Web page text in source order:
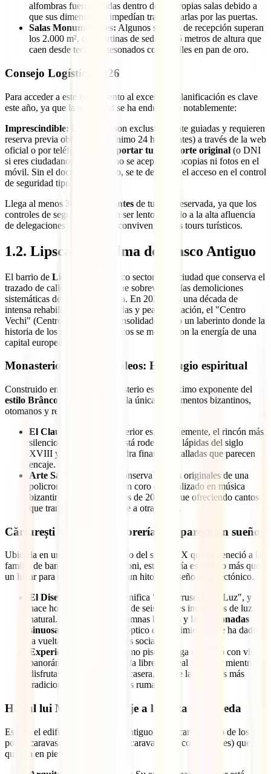
alfombras fueron tejidas dentro de las propias salas debido a
que sus dimensiones impedían transportarlas por las puertas.
Salas Monumentales: Algunos salones de recepción superan
los 2.000 m², con cortinas de seda de 15 metros de altura que
caen desde techos artesonados con detalles en pan de oro.
Consejo Logístico 2026
Para acceder a este monumento al exceso, la planificación es clave
este año, ya que la seguridad se ha endurecido notablemente:
Imprescindible: Las visitas son exclusivamente guiadas y requieren
reserva previa obligatoria (mínimo 24 horas antes) a través de la web
oficial o por teléfono.
Debes portar tu pasaporte original (o DNI
si eres ciudadano de la UE); no se aceptan fotocopias ni fotos en el
móvil. Sin el documento físico, se te denegará el acceso en el control
de seguridad tipo aeropuerto.
Llega al menos 30 minutos antes de tu hora reservada, ya que los
controles de seguridad pueden ser lentos debido a la alta afluencia
de delegaciones oficiales que conviven con los tours turísticos.
1.2. Lipscani: El alma del Casco Antiguo
El barrio de Lipscani
es el único sector de la ciudad que conserva el
trazado de calles medievales que sobrevivió a las demoliciones
sistemáticas de la era comunista. En 2026, tras una década de
intensa rehabilitación de fachadas y peatonalización, el "Centro
Vechi" (Centro Viejo) se ha consolidado como un laberinto donde la
historia de los mercaderes valacos se mezcla con la energía de una
capital europea moderna.
Monasterio de Stavropoleos: El refugio espiritual
Construido en 1724, este monasterio es el máximo exponente del
estilo Brâncovenesc
, una mezcla única de elementos bizantinos,
otomanos y renacentistas.
El Claustro:
Su patio interior es, posiblemente, el rincón más
silencioso de Bucarest. Está rodeado de lápidas del siglo
XVIII y columnas de piedra finamente talladas que parecen
encaje.
Arte Sacro:
La iglesia conserva frescos originales de una
policromía asombrosa y un coro especializado en música
bizantina que, en las tardes de 2026, sigue ofreciendo cantos
que transportan al visitante a otra época.
Cărturești Carusel: La librería que parece un sueño
Ubicada en un imponente edificio del siglo XIX que perteneció a la
familia de banqueros Chrissoveloni, esta librería es mucho más que
un lugar para comprar libros; es un hito del diseño arquitectónico.
El Diseño:
Su nombre significa "El Carrusel de la Luz", y
hace honor a su estructura de seis niveles inundados de luz
natural. Sus elegantes columnas blancas y las
balconadas
sinuosas
crean un efecto óptico de movimiento que ha dado
la vuelta al mundo en redes sociales.
Experiencia 2026:
El último piso alberga un bistró con vistas
panorámicas al interior de la librería, ideal para leer mientras
disfrutas de una limonada casera, una de las bebidas más
tradicionales de los veranos rumanos.
Hanul lui Manuc: Un viaje a la Ruta de la Seda
Este es el edificio hotelero más antiguo de Bucarest y uno de los
pocos caravasares (posadas para caravanas de comerciantes) que
quedan en pie en Europa.